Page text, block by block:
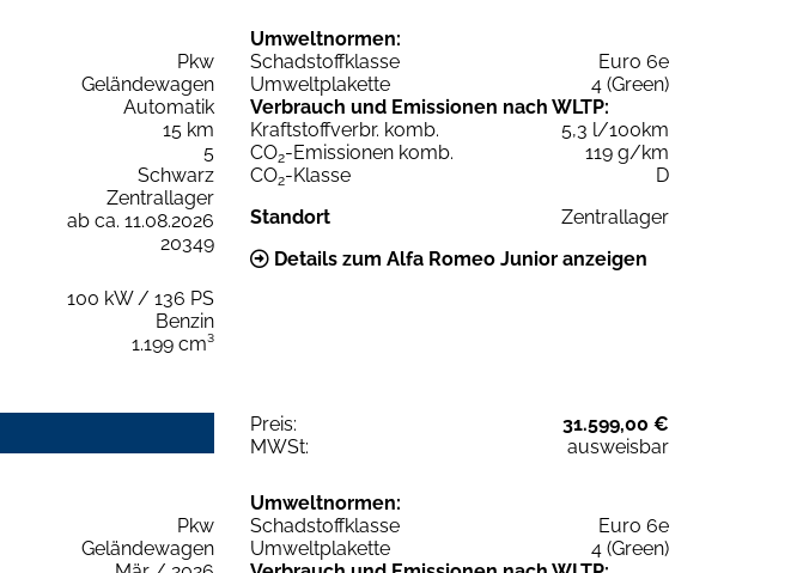
Pkw
Geländewagen
Automatik
15 km
5
Schwarz
Zentrallager
ab ca. 11.08.2026
20349
100 kW / 136 PS
Benzin
1.199 cm³
Umweltnormen:
Schadstoffklasse
Euro 6e
Umweltplakette
4 (Green)
Verbrauch und Emissionen nach WLTP:
Kraftstoffverbr. komb.
5,3 l/100km
CO2-Emissionen komb.
119 g/km
CO2-Klasse
D
Standort
Zentrallager
Details zum Alfa Romeo Junior anzeigen
Preis:
31.599,00 €
MWSt:
ausweisbar
Pkw
Geländewagen
Umweltnormen:
Schadstoffklasse
Euro 6e
Umweltplakette
4 (Green)